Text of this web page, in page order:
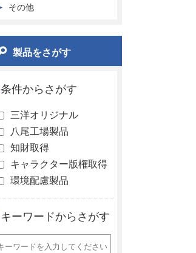
その他
製品をさがす
条件からさがす
三洋オリジナル
八尾工場製品
知財取得
キャラクター版権取得
環境配慮製品
キーワードからさがす